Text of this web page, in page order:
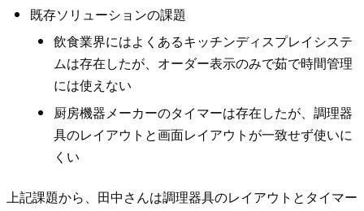
既存ソリューションの課題
飲食業界にはよくあるキッチンディスプレイシステ
ムは存在したが、オーダー表示のみで茹で時間管理
には使えない
厨房機器メーカーのタイマーは存在したが、調理器
具のレイアウトと画面レイアウトが一致せず使いに
くい
上記課題から、田中さんは調理器具のレイアウトとタイマー